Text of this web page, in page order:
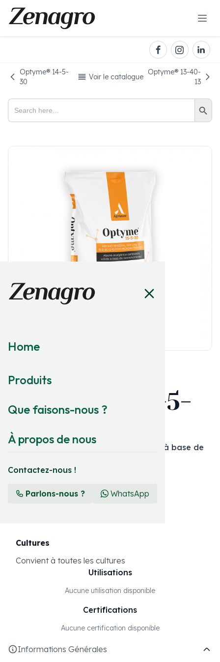
Home
Produits
Que faisons-nous ?
À propos de nous
Contactez-nous !
Parlons-nous ? WhatsApp
Optyme® 14-5-
30
Voir le catalogue
Optyme® 13-40-
13
Search
for:
Search Button
MACRONUTRITION
Optyme
15-5-
Engrais inorganique composé solide à base de
Cultures
Convient à toutes les cultures
Utilisations
Aucune utilisation disponible
Certifications
Aucune certification disponible
Informations Générales